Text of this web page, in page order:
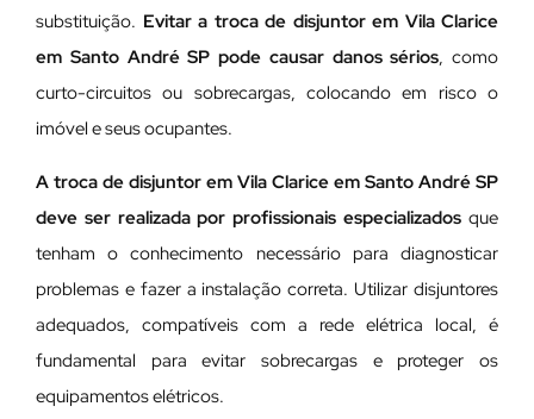
substituição. Evitar a troca de disjuntor em Vila Clarice
em Santo André SP pode causar danos sérios, como
curto-circuitos ou sobrecargas, colocando em risco o
imóvel e seus ocupantes.
A troca de disjuntor em Vila Clarice em Santo André SP
deve ser realizada por profissionais especializados que
tenham o conhecimento necessário para diagnosticar
problemas e fazer a instalação correta. Utilizar disjuntores
adequados, compatíveis com a rede elétrica local, é
fundamental para evitar sobrecargas e proteger os
equipamentos elétricos.